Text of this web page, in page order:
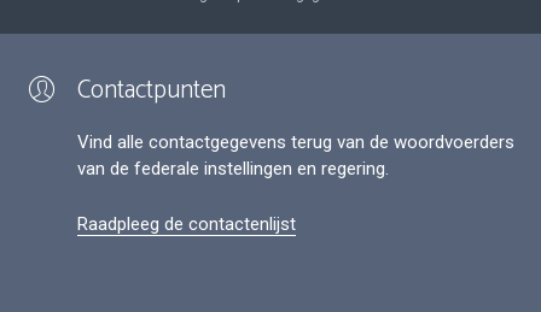
Contactpunten
Vind alle contactgegevens terug van de woordvoerders
van de federale instellingen en regering.
Raadpleeg de contactenlijst